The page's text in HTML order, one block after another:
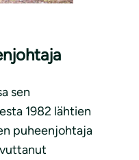
sen
1982 lähtien
puheenjohtaja